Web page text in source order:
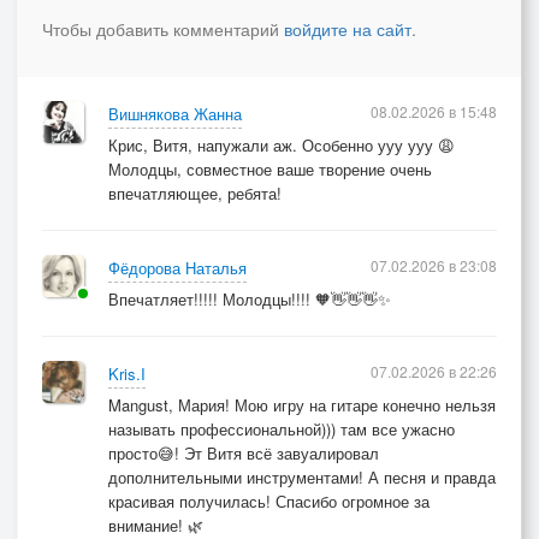
Прорастёт цветочек-купальница,
Да прольётся живая вода.
Станет домом ей, станет убежищем
Укрывая мхом-простынёй
Приняла земля-матерь покойницу,
И когда-нибудь через века.
Вновь поднимет пыльцу-перезвонницу,
С ног босых хмельная трава.
Чтобы добавить комментарий войдите на сайт.
Вишнякова Жанна
Крис, Витя, напужали аж. Особенно ууу ууу 😩
Молодцы, совместное ваше творение очень
впечатляющее, ребята!
08.02.2026 в 15:48
Фёдорова Наталья
Впечатляет!!!!! Молодцы!!!! 🧡👋👋👋✨
07.02.2026 в 23:08
Kris.I
Mangust, Мария! Мою игру на гитаре конечно нельзя
называть профессиональной))) там все ужасно
просто😅! Эт Витя всё завуалировал
дополнительными инструментами! А песня и правда
красивая получилась! Спасибо огромное за
внимание! 🌿
07.02.2026 в 22:26